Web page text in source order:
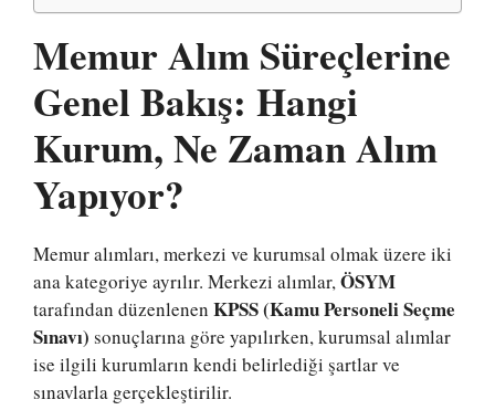
Memur Alım Süreçlerine
Genel Bakış: Hangi
Kurum, Ne Zaman Alım
Yapıyor?
Memur alımları, merkezi ve kurumsal olmak üzere iki
ana kategoriye ayrılır. Merkezi alımlar,ÖSYM
tarafından düzenlenen KPSS (Kamu Personeli Seçme
Sınavı) sonuçlarına göre yapılırken, kurumsal alımlar
ise ilgili kurumların kendi belirlediği şartlar ve
sınavlarla gerçekleştirilir.